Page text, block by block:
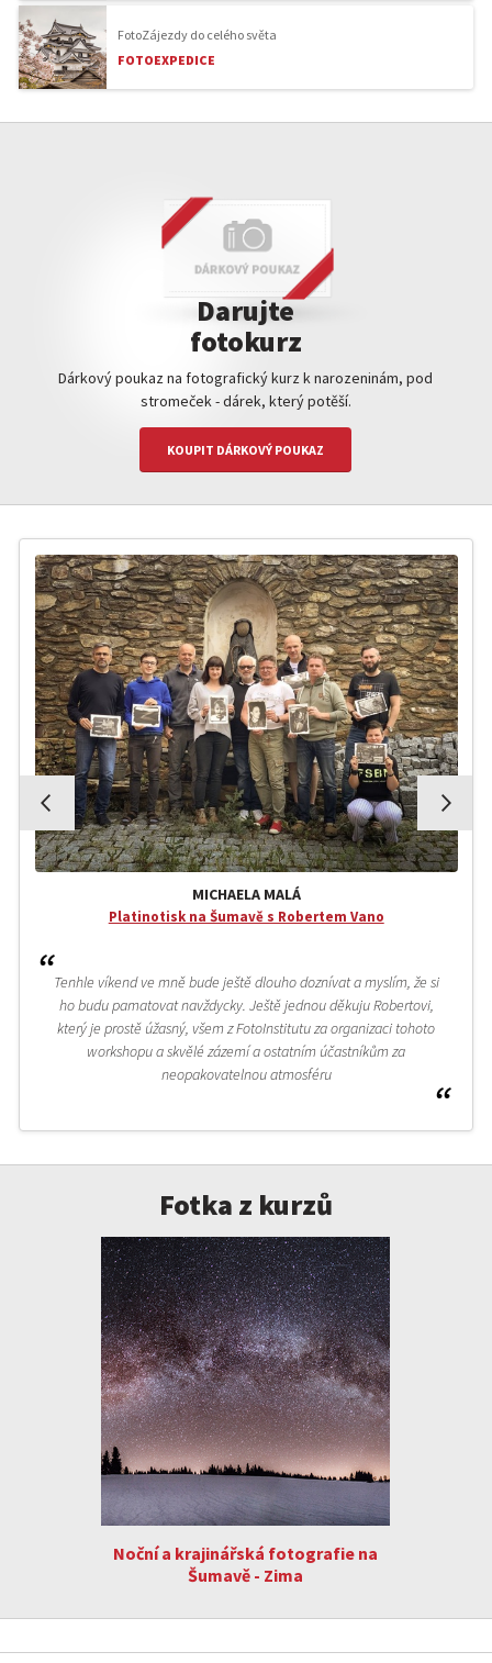
FotoZájezdy do celého světa
FOTOEXPEDICE
Darujte
fotokurz
Dárkový poukaz na fotografický kurz k narozeninám, pod
stromeček - dárek, který potěší.
KOUPIT DÁRKOVÝ POUKAZ
MICHAELA MALÁ
Platinotisk na Šumavě s Robertem Vano
Tenhle víkend ve mně bude ještě dlouho doznívat a myslím, že si
ho budu pamatovat navždycky. Ještě jednou děkuju Robertovi,
který je prostě úžasný, všem z FotoInstitutu za organizaci tohoto
workshopu a skvělé zázemí a ostatním účastníkům za
neopakovatelnou atmosféru
Fotka z kurzů
Noční a krajinářská fotografie na
Šumavě - Zima